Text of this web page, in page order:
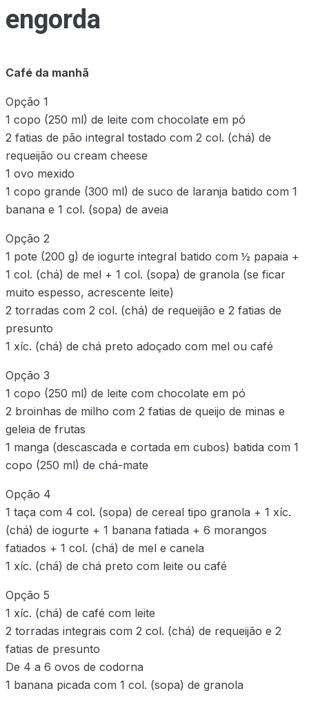
engorda
Café da manhã
Opção 1
1 copo (250 ml) de leite com chocolate em pó
2 fatias de pão integral tostado com 2 col. (chá) de
requeijão ou cream cheese
1 ovo mexido
1 copo grande (300 ml) de suco de laranja batido com 1
banana e 1 col. (sopa) de aveia
Opção 2
1 pote (200 g) de iogurte integral batido com ½ papaia +
1 col. (chá) de mel + 1 col. (sopa) de granola (se ficar
muito espesso, acrescente leite)
2 torradas com 2 col. (chá) de requeijão e 2 fatias de
presunto
1 xíc. (chá) de chá preto adoçado com mel ou café
Opção 3
1 copo (250 ml) de leite com chocolate em pó
2 broinhas de milho com 2 fatias de queijo de minas e
geleia de frutas
1 manga (descascada e cortada em cubos) batida com 1
copo (250 ml) de chá-mate
Opção 4
1 taça com 4 col. (sopa) de cereal tipo granola + 1 xíc.
(chá) de iogurte + 1 banana fatiada + 6 morangos
fatiados + 1 col. (chá) de mel e canela
1 xíc. (chá) de chá preto com leite ou café
Opção 5
1 xíc. (chá) de café com leite
2 torradas integrais com 2 col. (chá) de requeijão e 2
fatias de presunto
De 4 a 6 ovos de codorna
1 banana picada com 1 col. (sopa) de granola